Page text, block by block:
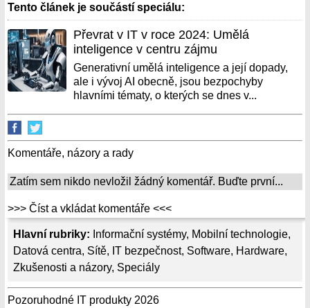
Hlavní rubriky: Informační systémy, Mobilní technologie,
Datová centra, Sítě, IT bezpečnost, Software, Hardware,
Zkušenosti a názory, Speciály
Pozoruhodné IT produkty 2026
Tento článek je součástí speciálu:
Převrat v IT v roce 2024: Umělá
inteligence v centru zájmu
Generativní umělá inteligence a její dopady,
ale i vývoj AI obecně, jsou bezpochyby
hlavními tématy, o kterých se dnes v...
Komentáře, názory a rady
Zatím sem nikdo nevložil žádný komentář. Buďte první...
>>> Číst a vkládat komentáře <<<